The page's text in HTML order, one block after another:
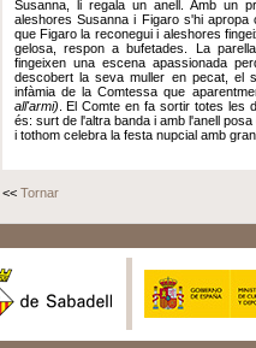
Susanna, li regala un anell. Amb un
aleshores Susanna i Figaro s'hi
que Figaro la reconegui i aleshores
gelosa, respon a bufetades. La
fingeixen una escena apassionada
descobert la seva muller en pecat, el
infàmia de la Comtessa que
all'armi) . El Comte en fa sortir totes les
és: surt de l'altra banda i amb l'anell
i tothom celebra la festa nupcial amb
<< Tornar